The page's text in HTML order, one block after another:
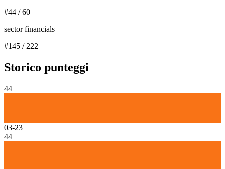
#44 /60
sector financials
#145 / 222
Storico punteggi
44
03-23
44